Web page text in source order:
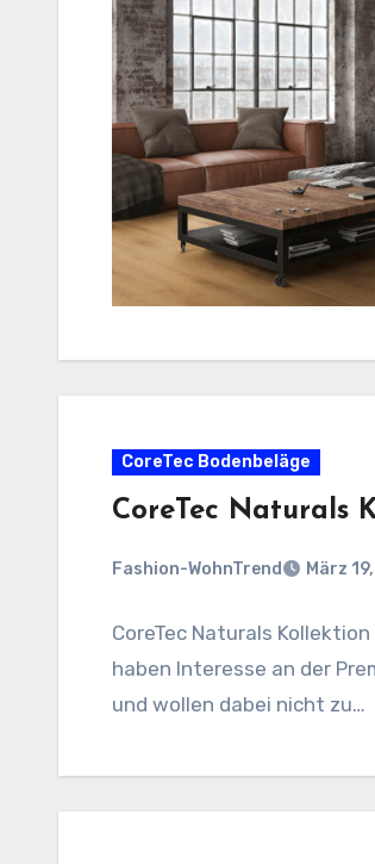
CoreTec Bodenbeläge
CoreTec Naturals
Fashion-WohnTrend März
CoreTec Naturals
haben Interesse an der
und wollen dabei nicht zu…